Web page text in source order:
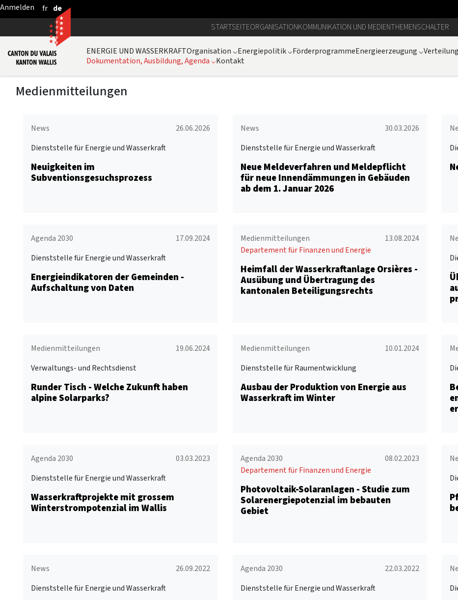
Zum Hauptinhalt springen
fr de
STARTSEITEORGANISATIONKOMMUNIKATION UND MEDIENTHEMENSCHALTER
ENERGIE UND WASSERKRAFTOrganisation ⌵Energiepolitik⌵FörderprogrammeEnergieerzeugung ⌵Verteilung
Dokumentation, Ausbildung, Agenda ⌵Kontakt
Medienmitteilungen
News
26.06.2026
Dienststelle für Energie und Wasserkraft
Neuigkeiten im
Subventionsgesuchsprozess
News
30.03.2026
Dienststelle für Energie und Wasserkraft
Neue Meldeverfahren und Meldepflicht
für neue Innendämmungen in Gebäuden
ab dem 1. Januar 2026
Agenda 2030
17.09.2024
Dienststelle für Energie und Wasserkraft
Energieindikatoren der Gemeinden -
Aufschaltung von Daten
Medienmitteilungen
13.08.2024
Departement für Finanzen und Energie
Heimfall der Wasserkraftanlage Orsières -
Ausübung und Übertragung des
kantonalen Beteiligungsrechts
Medienmitteilungen
19.06.2024
Verwaltungs- und Rechtsdienst
Runder Tisch - Welche Zukunft haben
alpine Solarparks?
Medienmitteilungen
10.01.2024
Dienststelle für Raumentwicklung
Ausbau der Produktion von Energie aus
Wasserkraft im Winter
Agenda 2030
03.03.2023
Dienststelle für Energie und Wasserkraft
Wasserkraftprojekte mit grossem
Winterstrompotenzial im Wallis
Agenda 2030
08.02.2023
Departement für Finanzen und Energie
Photovoltaik-Solaranlagen - Studie zum
Solarenergiepotenzial im bebauten
Gebiet
News
26.09.2022
Dienststelle für Energie und Wasserkraft
Agenda 2030
22.03.2022
Dienststelle für Energie und Wasserkraft